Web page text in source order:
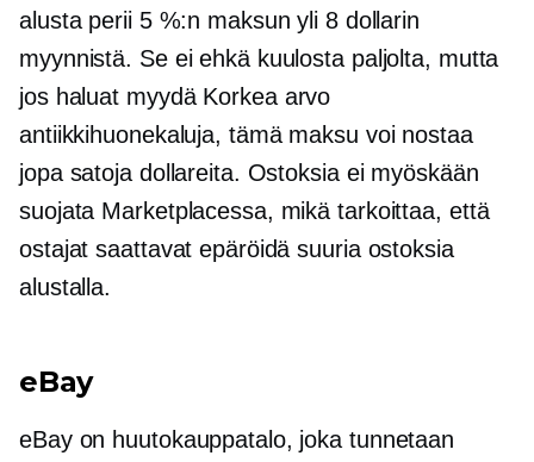
alusta perii 5 %:n maksun yli 8 dollarin
myynnistä. Se ei ehkä kuulosta paljolta, mutta
jos haluat myydä Korkea arvo
antiikkihuonekaluja, tämä maksu voi nostaa
jopa satoja dollareita. Ostoksia ei myöskään
suojata Marketplacessa, mikä tarkoittaa, että
ostajat saattavat epäröidä suuria ostoksia
alustalla.
eBay
eBay on huutokauppatalo, joka tunnetaan